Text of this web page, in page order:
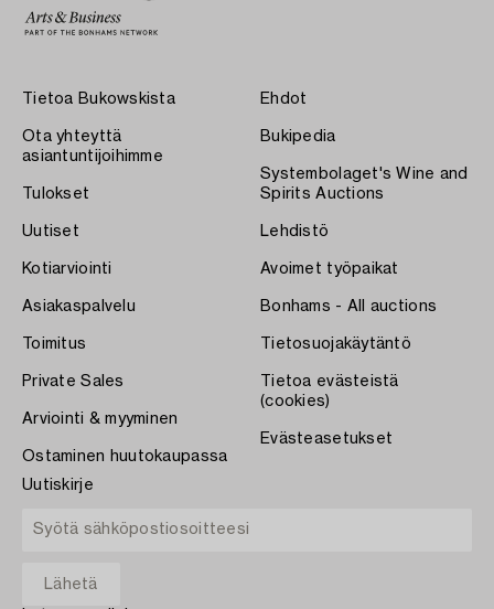
Tietoa Bukowskista
Ota yhteyttä
asiantuntijoihimme
Tulokset
Uutiset
Kotiarviointi
Asiakaspalvelu
Toimitus
Private Sales
Arviointi & myyminen
Ostaminen huutokaupassa
Ehdot
Bukipedia
Systembolaget's Wine and
Spirits Auctions
Lehdistö
Avoimet työpaikat
Bonhams - All auctions
Tietosuojakäytäntö
Tietoa evästeistä
(cookies)
Evästeasetukset
Uutiskirje